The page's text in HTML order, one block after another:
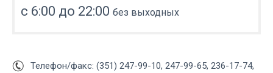
с 6:00 до 22:00 без выходных
Телефон/факс: (351) 247-99-10, 247-99-65, 236-17-74,